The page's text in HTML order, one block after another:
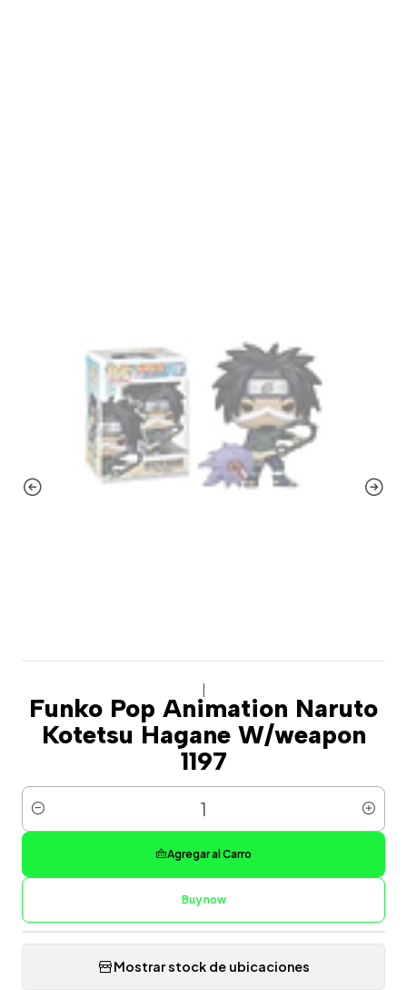
Funko Pop Animation Naruto
Kotetsu Hagane W/weapon
1197
Cantidad
Agregar al Carro
Buy now
Mostrar stock de ubicaciones